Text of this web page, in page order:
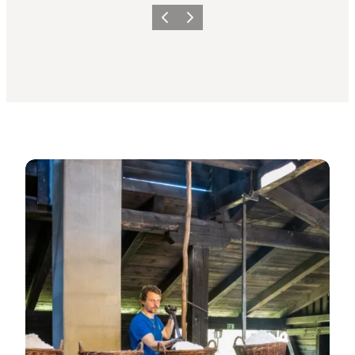
Forrige billede
Næste billede
Unikt kulturarv!